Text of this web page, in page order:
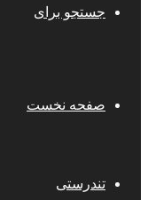
جستجو برای
صفحه نخست
تندرستی